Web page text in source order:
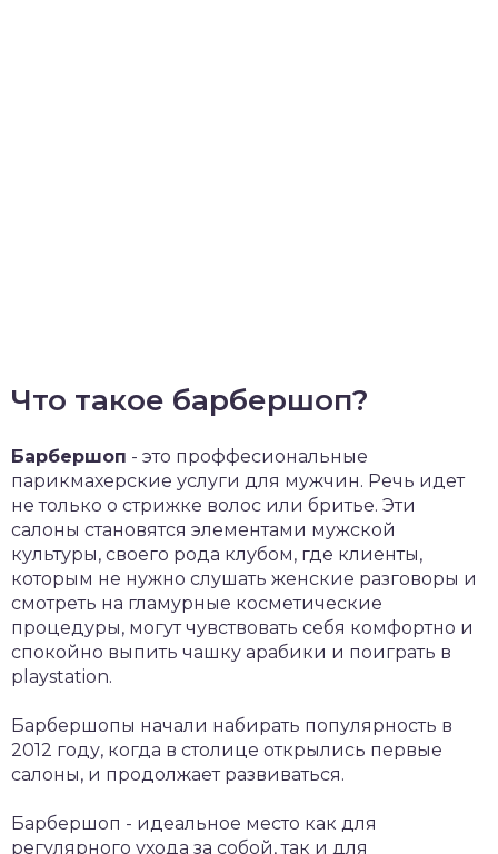
Что такое барбершоп?
Барбершоп - это проффесиональные
парикмахерские услуги для мужчин. Речь идет
не только о стрижке волос или бритье. Эти
салоны становятся элементами мужской
культуры, своего рода клубом, где клиенты,
которым не нужно слушать женские разговоры и
смотреть на гламурные косметические
процедуры, могут чувствовать себя комфортно и
спокойно выпить чашку арабики и поиграть в
playstation.
Барбершопы начали набирать популярность в
2012 году, когда в столице открылись первые
салоны, и продолжает развиваться.
Барбершоп - идеальное место как для
регулярного ухода за собой, так и для